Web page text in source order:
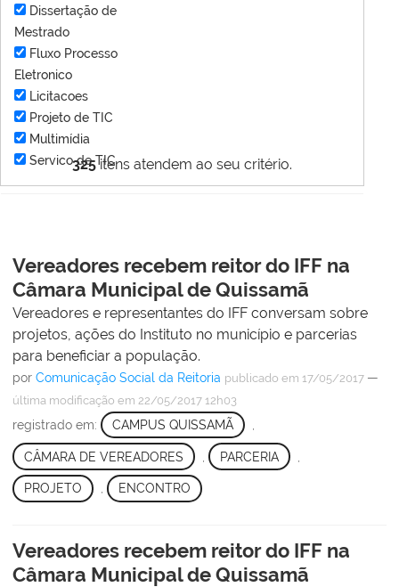
325itens atendem ao seu critério.
Dissertação de
Mestrado
Fluxo Processo
Eletronico
Licitacoes
Projeto de TIC
Multimídia
Servico de TIC
Vereadores recebem reitor do IFF na
Câmara Municipal de Quissamã
Vereadores e representantes do IFF conversam sobre
projetos, ações do Instituto no município e parcerias
para beneficiar a população.
por Comunicação Social da Reitoria publicado em 17/05/2017 —
última modificação em 22/05/2017 12h03
registrado em: CAMPUS QUISSAMÃ
CÂMARA DE VEREADORES PARCERIA
PROJETO , ENCONTRO
Vereadores recebem reitor do IFF na
Câmara Municipal de Quissamã